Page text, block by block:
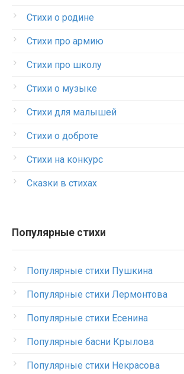
Стихи о родине
Стихи про армию
Стихи про школу
Стихи о музыке
Стихи для малышей
Стихи о доброте
Стихи на конкурс
Сказки в стихах
Популярные стихи
Популярные стихи Пушкина
Популярные стихи Лермонтова
Популярные стихи Есенина
Популярные басни Крылова
Популярные стихи Некрасова